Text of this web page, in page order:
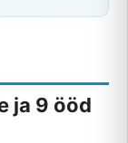
ja 9 ööd